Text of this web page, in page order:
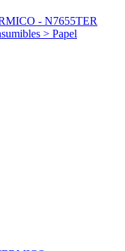
- N7655TER
> Papel